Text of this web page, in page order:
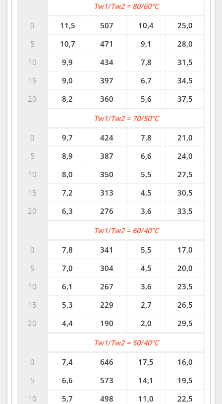
0
5
10
15
20
Tw1/Tw2 = 80/60°C
11,5
507 10,4
25,0
10,7
471 9,1
28,0
9,9
434 7,8
31,5
9,0
397 6,7
34,5
8,2
360 5,6 37,5
0
5
10
15
20
Tw1/Tw2 = 70/50°C
9,7
424 7,8
21,0
8,9
387 6,6
24,0
8,0
350 5,5
27,5
7,2
313 4,5
30,5
6,3
276 3,6 33,5
0
5
10
15
20
Tw1/Tw2 = 60/40°C
7,8
341 5,5
17,0
7,0
304 4,5
20,0
6,1
267 3,6
23,5
5,3
229 2,7
26,5
4,4
190 2,0 29,5
0
5
10
Tw1/Tw2 = 50/40°C
7,4
646 17,5
16,0
6,6
573 14,1
19,5
5,7
498 11,0
22,5